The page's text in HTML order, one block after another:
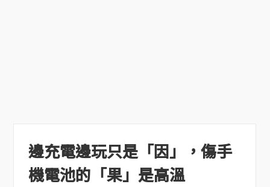
邊充電邊玩只是「因」，傷手
機電池的「果」是高溫